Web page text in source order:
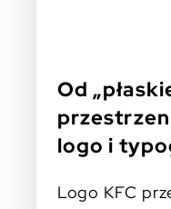
Od
logo i
Logo KFC